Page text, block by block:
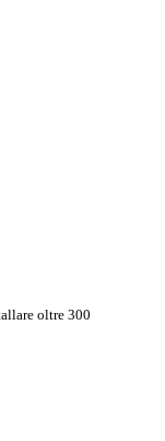
oltre 300